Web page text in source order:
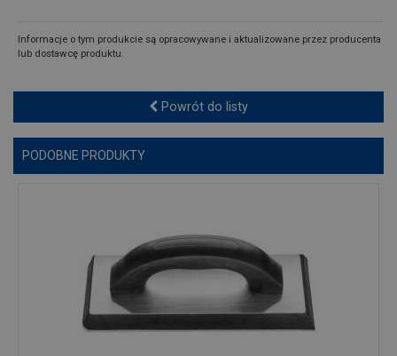
Informacje o tym produkcie są opracowywane i aktualizowane przez producenta
lub dostawcę produktu.
Powrót do listy
PODOBNE PRODUKTY